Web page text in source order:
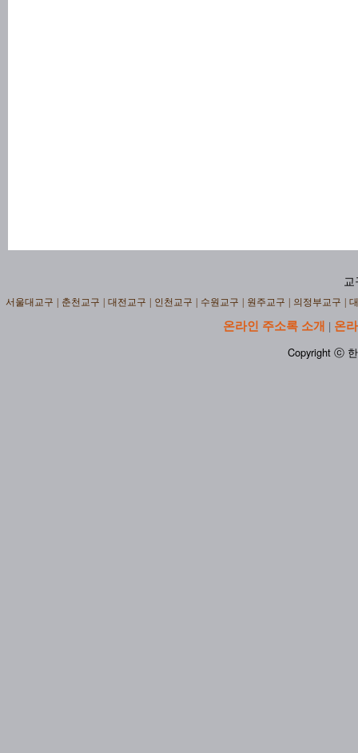
교
서울대교구 춘천교구 대전교구 인천교구 수원교구 원주교구 의정부교구
온라인 주소록 소개 | 온
Copyright ⓒ